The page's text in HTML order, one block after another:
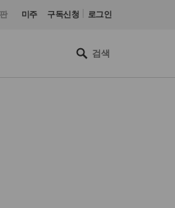
미주 구독신청 로그인